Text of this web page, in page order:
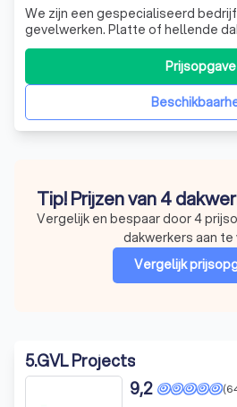
We zijn een gespecialiseerd
gevelwerken. Platte of hellende
herstellingen, EPDM, optimale
zolderinrichting, koper- en
dakramen, duurzame
zaken waarvoor je bij ons terecht
Prijsopgave
Tip! Prijzen van 4
Vergelijk en bespaar door 4
dakwerkers aan te
Vergelijk
5.GVL Projects
9,2